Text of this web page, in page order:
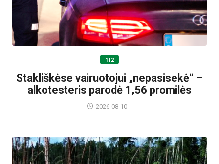
112
Stakliškėse vairuotojui „nepasisekė“ –
alkotesteris parodė 1,56 promilės
2026-08-10